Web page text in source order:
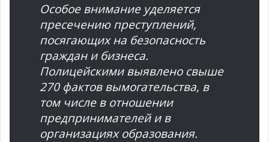
Особое внимание уделяется
пресечению преступлений,
посягающих на безопасность
граждан и бизнеса.
Полицейскими выявлено свыше
270 фактов вымогательства, в
том числе в отношении
предпринимателей и в
организациях образования.